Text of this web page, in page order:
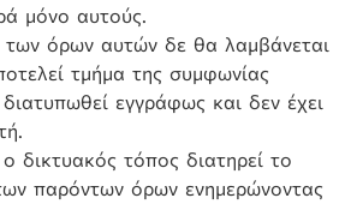
μόνο αυτούς.
των όρων αυτών δε θα λαμβάνεται
τμήμα της συμφωνίας
εγγράφως και δεν έχει
δικτυακός τόπος διατηρεί το
παρόντων όρων ενημερώνοντας